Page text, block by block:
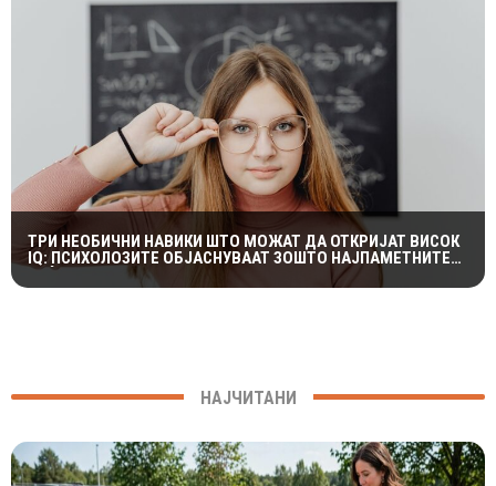
ТРИ НЕОБИЧНИ НАВИКИ ШТО МОЖАТ ДА ОТКРИЈАТ ВИСОК
IQ: ПСИХОЛОЗИТЕ ОБЈАСНУВААТ ЗОШТО НАЈПАМЕТНИТЕ
ЛУЃЕ ЧЕСТО СЕ ДВОУМАТ
НАЈЧИТАНИ